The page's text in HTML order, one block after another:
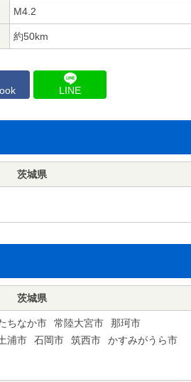
M4.2
約50km
LINE
茨城県
茨城県
ちなか市 常陸大宮市
那珂市
浦市 石岡市 筑西市
かすみがうら市